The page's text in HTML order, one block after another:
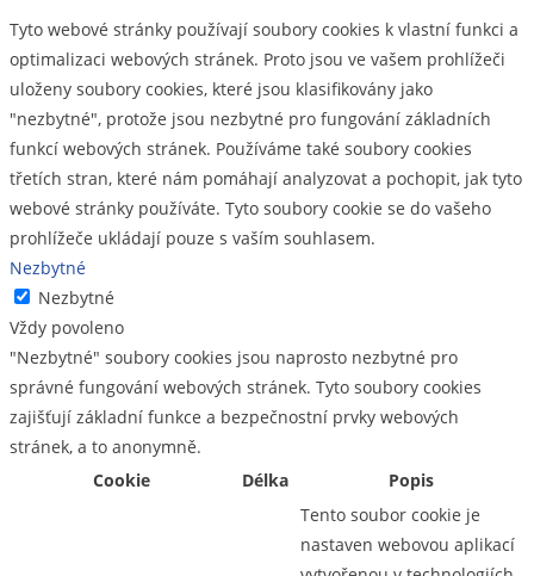
Tyto webové stránky používají soubory cookies k vlastní funkci a
optimalizaci webových stránek. Proto jsou ve vašem prohlížeči
uloženy soubory cookies, které jsou klasifikovány jako
"nezbytné", protože jsou nezbytné pro fungování základních
funkcí webových stránek. Používáme také soubory cookies
třetích stran, které nám pomáhají analyzovat a pochopit, jak tyto
webové stránky používáte. Tyto soubory cookie se do vašeho
prohlížeče ukládají pouze s vaším souhlasem.
Nezbytné
Nezbytné
Vždy povoleno
"Nezbytné" soubory cookies jsou naprosto nezbytné pro
správné fungování webových stránek. Tyto soubory cookies
zajišťují základní funkce a bezpečnostní prvky webových
stránek, a to anonymně.
Cookie
Délka Popis
Tento soubor cookie je
nastaven webovou aplikací